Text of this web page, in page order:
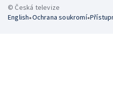
© Česká televize
English•Ochrana soukromí•